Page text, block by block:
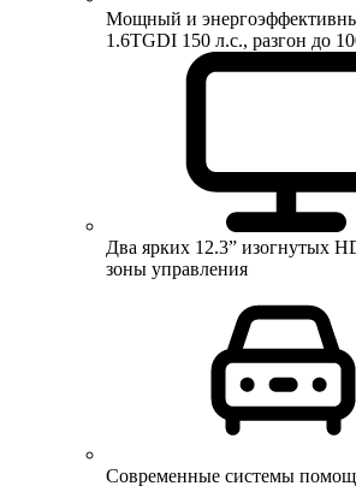
Мощный и
1.6TGDI 150 л.с., разгон до
Два ярких 12.3” изогнутых
зоны управления
Современные системы